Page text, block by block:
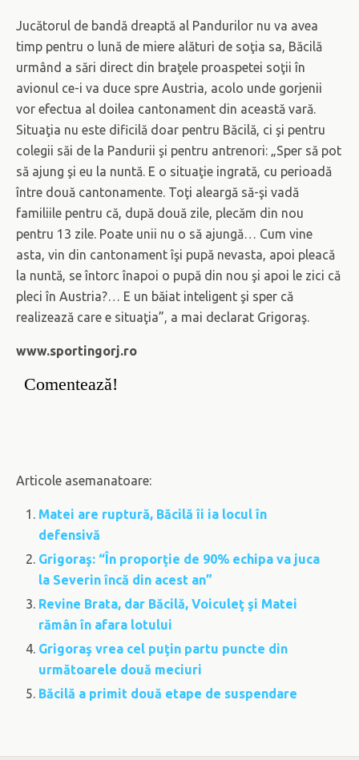
Jucătorul de bandă dreaptă al Pandurilor nu va avea
timp pentru o lună de miere alături de soţia sa, Băcilă
urmând a sări direct din braţele proaspetei soţii în
avionul ce-i va duce spre Austria, acolo unde gorjenii
vor efectua al doilea cantonament din această vară.
Situaţia nu este dificilă doar pentru Băcilă, ci şi pentru
colegii săi de la Pandurii şi pentru antrenori: „Sper să pot
să ajung şi eu la nuntă. E o situaţie ingrată, cu perioadă
între două cantonamente. Toţi aleargă să-şi vadă
familiile pentru că, după două zile, plecăm din nou
pentru 13 zile. Poate unii nu o să ajungă… Cum vine
asta, vin din cantonament îşi pupă nevasta, apoi pleacă
la nuntă, se întorc înapoi o pupă din nou şi apoi le zici că
pleci în Austria?… E un băiat inteligent şi sper că
realizează care e situaţia”, a mai declarat Grigoraş.
www.sportingorj.ro
Comentează!
Articole asemanatoare:
Matei are ruptură, Băcilă îi ia locul în
defensivă
Grigoraş: “În proporţie de 90% echipa va juca
la Severin încă din acest an”
Revine Brata, dar Băcilă, Voiculeţ şi Matei
rămân în afara lotului
Grigoraş vrea cel puţin partu puncte din
următoarele două meciuri
Băcilă a primit două etape de suspendare